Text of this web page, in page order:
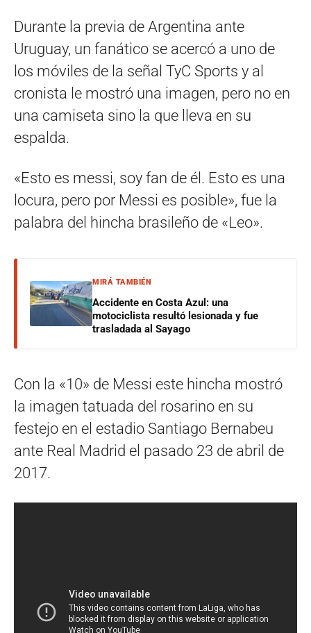
Durante la previa de Argentina ante
Uruguay, un fanático se acercó a uno de
los móviles de la señal TyC Sports y al
cronista le mostró una imagen, pero no en
una camiseta sino la que lleva en su
espalda.
«Esto es messi, soy fan de él. Esto es una
locura, pero por Messi es posible», fue la
palabra del hincha brasileño de «Leo».
MIRÁ TAMBIÉN
Accidente en Costa Azul: una
motociclista resultó lesionada y fue
trasladada al Sayago
Con la «10» de Messi este hincha mostró
la imagen tatuada del rosarino en su
festejo en el estadio Santiago Bernabeu
ante Real Madrid el pasado 23 de abril de
2017.